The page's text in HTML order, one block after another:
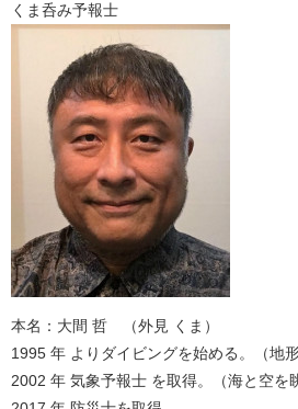
くま呑み予報士
本名：大間 哲 （外見 くま）
1995 年 よりダイビングを始める。（地
2002 年 気象予報士 を取得。（海と空を